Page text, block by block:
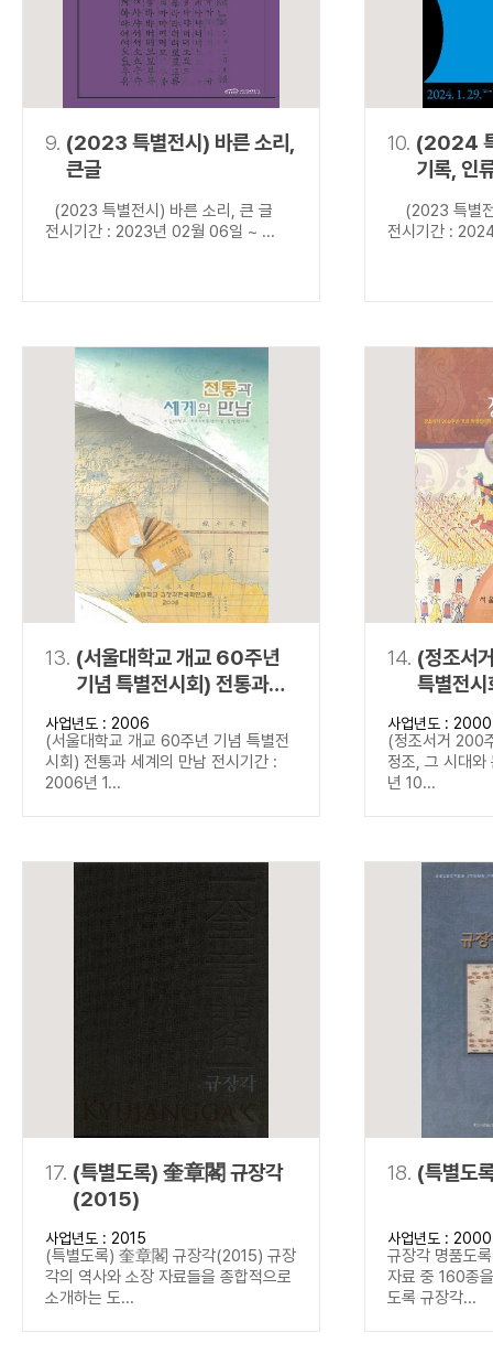
9. (2023 특별전시) 바른 소리,
큰글
(2023 특별전시) 바른 소리, 큰 글
전시기간 : 2023년 02월 06일 ~ ...
10. (2024
기록, 인
(2023 특별
전시기간 :
13. (서울대학교 개교 60주년
기념 특별전시회) 전통과
세계의 만남
사업년도 : 2006
(서울대학교 개교 60주년 기념 특별전
시회) 전통과 세계의 만남 전시기간 :
2006년 1...
14. (정조서
특별전
문화
사업년도 : 2000
(정조서거 200
정조, 그 시대
년 10...
17. (특별도록) 奎章閣 규장각
(2015)
사업년도 : 2015
(특별도록) 奎章閣 규장각(2015) 규장
각의 역사와 소장 자료들을 종합적으로
소개하는 도...
18. (특별도
사업년도 : 2000
규장각 명품도
자료 중 160종
도록 규장각...